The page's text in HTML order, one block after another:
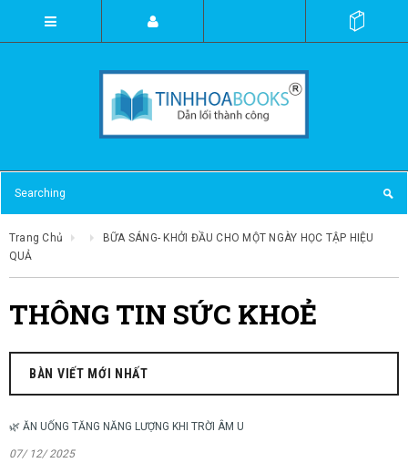
Trang Chủ
BỮA SÁNG- KHỞI ĐẦU CHO MỘT NGÀY HỌC TẬP HIỆU
QUẢ
THÔNG TIN SỨC KHOẺ
BÀN VIẾT MỚI NHẤT
🌿 ĂN UỐNG TĂNG NĂNG LƯỢNG KHI TRỜI ÂM U
07/ 12/ 2025